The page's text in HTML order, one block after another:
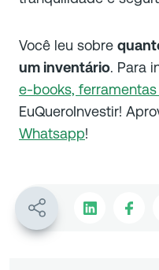
Você leu sobre
um inventário. Para
e-books,
EuQueroInvestir!
Whatsapp!